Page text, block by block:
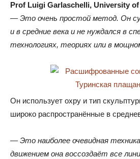
Prof Luigi Garlaschelli, University of
— Это очень простой метод. Он
и в средние века и не нуждался в
технологиях, теориях или в
Он использует охру и тип
широко распространённые в
— Это наиболее очевидная техника
движением она воссоздаёт все